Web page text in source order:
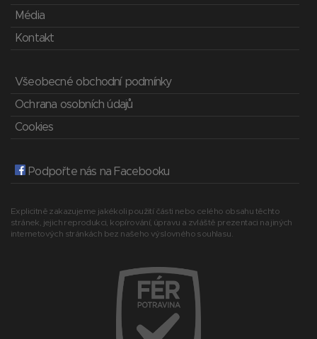
Média
Kontakt
Všeobecné obchodní podmínky
Ochrana osobních údajů
Cookies
Podpořte nás na Facebooku
Explicitně zakazujeme jakékoli použití části nebo celého obsahu těchto
stránek, jejich reprodukci, kopírování, úpravu a zvláště prezentaci na jiných
internetových stránkách bez našeho výslovného souhlasu.